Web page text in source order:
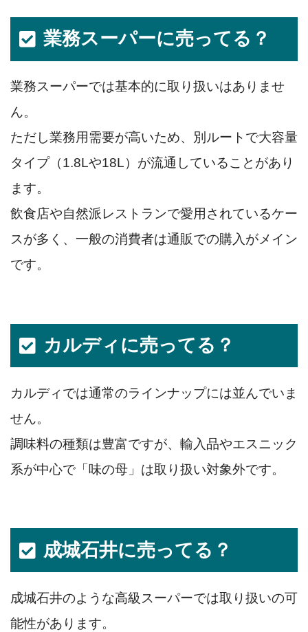
業務スーパーに売ってる？
業務スーパーでは基本的に取り扱いはありませ
ん。
ただし業務用需要が高いため、別ルートで大容量
タイプ（1.8Lや18L）が流通していることがあり
ます。
飲食店や自然派レストランで愛用されているケー
スが多く、一般の消費者は通販での購入がメイン
です。
カルディに売ってる？
カルディでは通常のラインナップには並んでいま
せん。
調味料の種類は豊富ですが、輸入品やエスニック
系が中心で「味の母」は取り扱い対象外です。
成城石井に売ってる？
成城石井のような高級スーパーでは取り扱いの可
能性があります。